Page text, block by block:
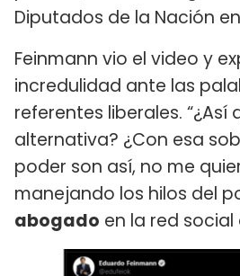
Diputados de la Nación en
Feinmann vio el video y
incredulidad ante las
referentes liberales. “¿Así
alternativa? ¿Con esa
poder son así, no me
manejando los hilos del
abogado en la red